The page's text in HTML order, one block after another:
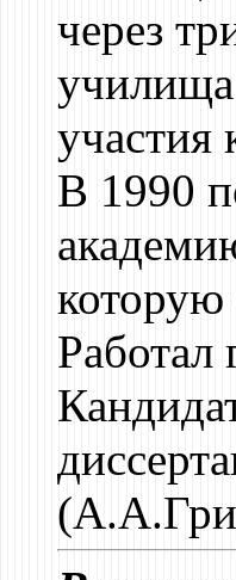
через
училища
участия
В 1990
которую